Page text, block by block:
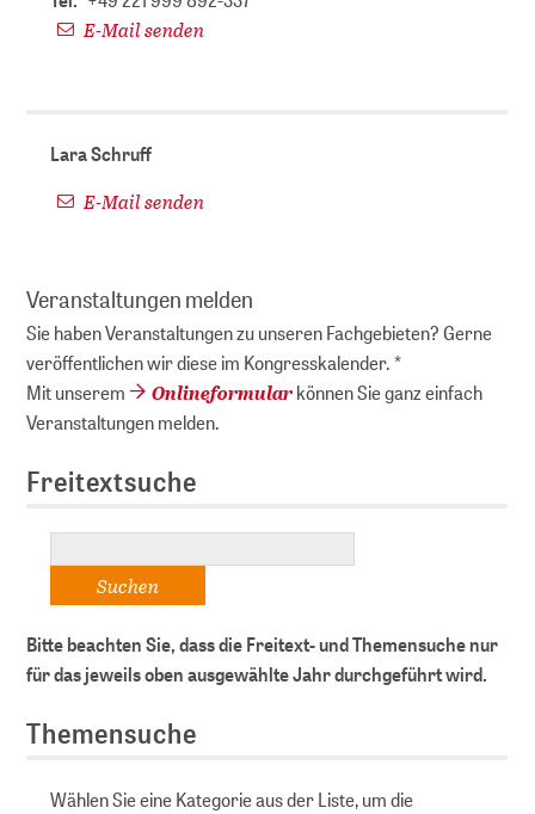
E-Mail senden
Lara Schruff
E-Mail senden
Veranstaltungen melden
Sie haben Veranstaltungen zu unseren Fachgebieten? Gerne
veröffentlichen wir diese im Kongresskalender. *
Mit unserem
Onlineformularkönnen Sie ganz einfach
Veranstaltungen melden.
Freitextsuche
Bitte beachten Sie, dass die Freitext- und Themensuche nur
für das jeweils oben ausgewählte Jahr durchgeführt wird.
Themensuche
Wählen Sie eine Kategorie aus der Liste, um die